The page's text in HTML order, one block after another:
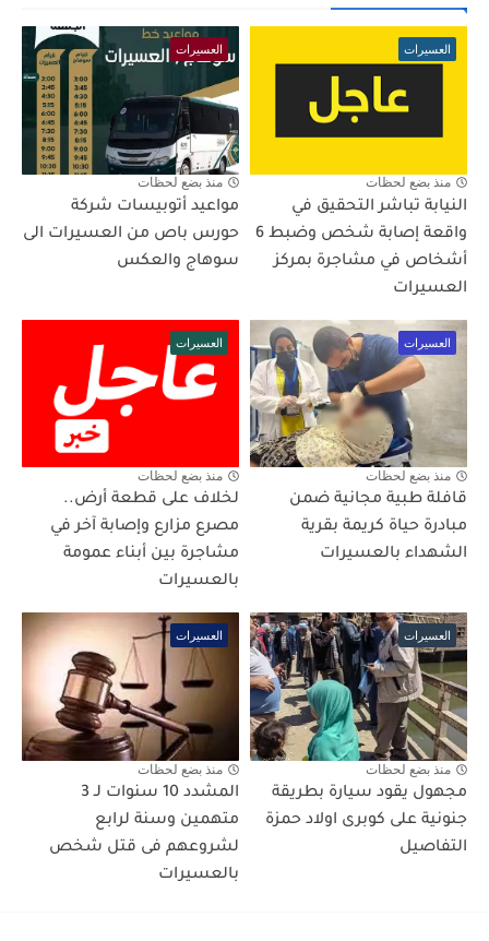
العسيرات
منذ بضع لحظات
النيابة تباشر التحقيق في
واقعة إصابة شخص وضبط 6
أشخاص في مشاجرة بمركز
العسيرات
العسيرات
منذ بضع لحظات
مواعيد أتوبيسات شركة
حورس باص من العسيرات الى
سوهاج والعكس
العسيرات
منذ بضع لحظات
قافلة طبية مجانية ضمن
مبادرة حياة كريمة بقرية
الشهداء بالعسيرات
العسيرات
منذ بضع لحظات
لخلاف على قطعة أرض..
مصرع مزارع وإصابة آخر في
مشاجرة بين أبناء عمومة
بالعسيرات
العسيرات
منذ بضع لحظات
مجهول يقود سيارة بطريقة
جنونية على كوبرى اولاد حمزة
التفاصيل
العسيرات
منذ بضع لحظات
المشدد 10 سنوات لـ 3
متهمين وسنة لرابع
لشروعهم فى قتل شخص
بالعسيرات